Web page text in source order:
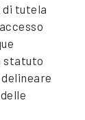
di tutela
statuto